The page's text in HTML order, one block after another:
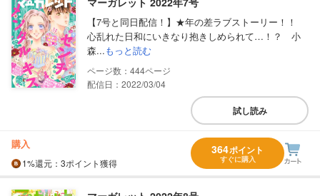
【7号と同日配信！】★年の差ラブストーリー！！
心乱れた日和にいきなり抱きしめられて…！？ 小
森...もっと読む
444
配信日：2022/03/04
試し読み
購入
1%還元 ：3ポイント獲得
364ポイント
すぐに購入